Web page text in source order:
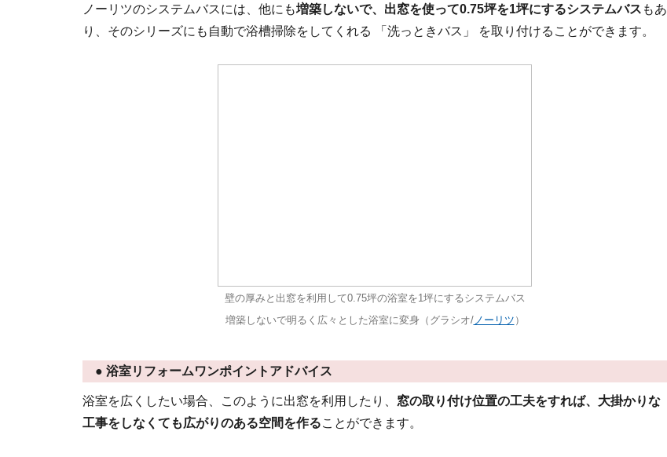
ノーリツのシステムバスには、他にも増築しないで、出窓を使って0.75坪を1坪にするシステムバス もあ
り、そのシリーズにも自動で浴槽掃除をしてくれる 「洗っときバス」 を取り付けることができます。
壁の厚みと出窓を利用して0.75坪の浴室を1坪にするシステムバス
増築しないで明るく広々とした浴室に変身（グラシオ/ノーリツ ）
● 浴室リフォームワンポイントアドバイス
浴室を広くしたい場合、このように出窓を利用したり、 窓の取り付け位置の工夫をすれば、大掛かりな
工事をしなくても広がりのある空間を作ることができます。